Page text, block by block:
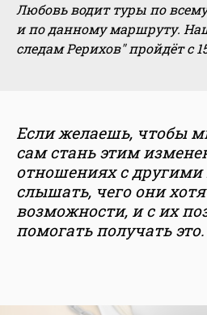
Любовь водит туры по
и по данному маршруту.
следам Рерихов" пройдёт с
Если желаешь, чтобы
сам стань этим
отношениях с
слышать, чего они
возможности, и с их
помогать получать это.